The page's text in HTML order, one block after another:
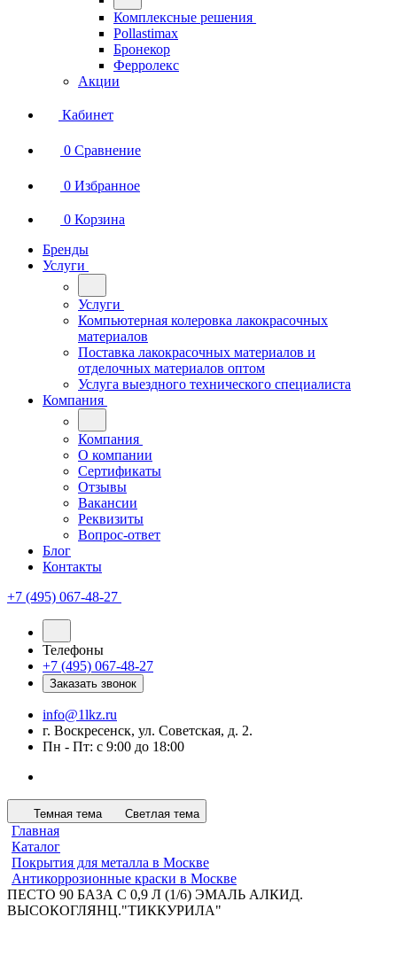
Комплексные решения
Pollastimax
Бронекор
Ферролекс
Акции
Кабинет
0 Сравнение
0 Избранное
0 Корзина
Бренды
Услуги
Услуги
Компьютерная колеровка лакокрасочных
материалов
Поставка лакокрасочных материалов и
отделочных материалов оптом
Услуга выездного технического специалиста
Компания
Компания
О компании
Сертификаты
Отзывы
Вакансии
Реквизиты
Вопрос-ответ
Блог
Контакты
+7 (495) 067-48-27
Телефоны
+7 (495) 067-48-27
Заказать звонок
info@1lkz.ru
г. Воскресенск, ул. Советская, д. 2.
Пн - Пт: с 9:00 до 18:00
Темная тема Светлая тема
Главная
Каталог
Покрытия для металла в Москве
Антикоррозионные краски в Москве
ПЕСТО 90 БАЗА С 0,9 Л (1/6) ЭМАЛЬ АЛКИД.
ВЫСОКОГЛЯНЦ."ТИККУРИЛА"